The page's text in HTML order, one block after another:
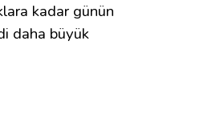
kadar günün
daha büyük